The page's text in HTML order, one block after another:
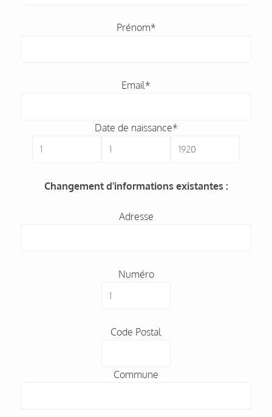
Prénom*
Email*
Date de naissance*
Changement d'informations existantes :
Adresse
Numéro
Code Postal
Commune